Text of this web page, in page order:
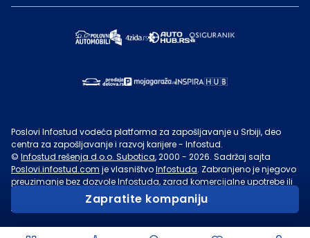
Zapratite kompaniju
Poslovi Infostud vodeća platforma za zapošljavanje u Srbiji, deo
centra za zapošljavanje i razvoj karijere - Infostud.
© Infostud rešenja d.o.o. Subotica, 2000 - 2026. Sadržaj sajta
Poslovi.infostud.com je vlasništvoInfostuda. Zabranjeno je njegovo
preuzimanje bez dozvoleInfostuda, zarad komercijalne upotrebe ili
u druge svrhe, osim za lične potrebe posetilaca sajta.